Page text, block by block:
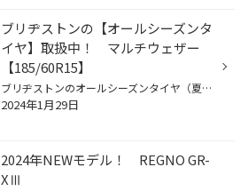
ブリヂストンの【オールシーズンタ
イヤ】取扱中！ マルチウェザー
【185/60R15】
ブリヂストンのオールシーズンタイヤ（夏・冬兼用タイヤ）◆MULTI WEATHER（マルチウェザー）◆ ■詳細情報 突然の降雪にもより安心 あまり雪が降らない地域にお住まいであっても、“突然の降雪には備えておきたい”というご要望にお応えするオールシーズンタイヤです。冬場のわずかな降雪や急な降雪に慌...
2024年1月29日
2024年NEWモデル！ REGNO GR-
XⅢ